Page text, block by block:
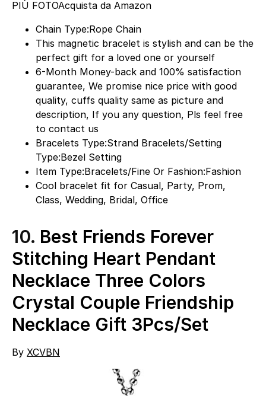
PIÙ FOTOAcquista da Amazon
Chain Type:Rope Chain
This magnetic bracelet is stylish and can be the
perfect gift for a loved one or yourself
6-Month Money-back and 100% satisfaction
guarantee, We promise nice price with good
quality, cuffs quality same as picture and
description, If you any question, Pls feel free
to contact us
Bracelets Type:Strand Bracelets/Setting
Type:Bezel Setting
Item Type:Bracelets/Fine Or Fashion:Fashion
Cool bracelet fit for Casual, Party, Prom,
Class, Wedding, Bridal, Office
10. Best Friends Forever
Stitching Heart Pendant
Necklace Three Colors
Crystal Couple Friendship
Necklace Gift 3Pcs/Set
By XCVBN